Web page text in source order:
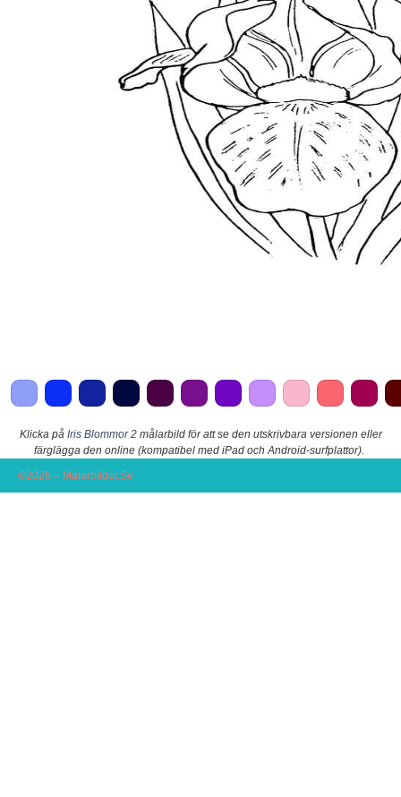
Klicka på Iris Blommor 2målarbild för att se den utskrivbara versionen eller
färglägga den online (kompatibel med iPad och Android-surfplattor).
©2026 – Malarbilder.Se